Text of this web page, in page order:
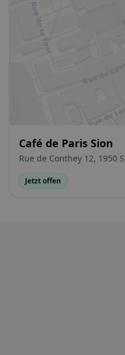
Café de Paris Sion
Rue de Conthey 12, 1950
Jetzt offen